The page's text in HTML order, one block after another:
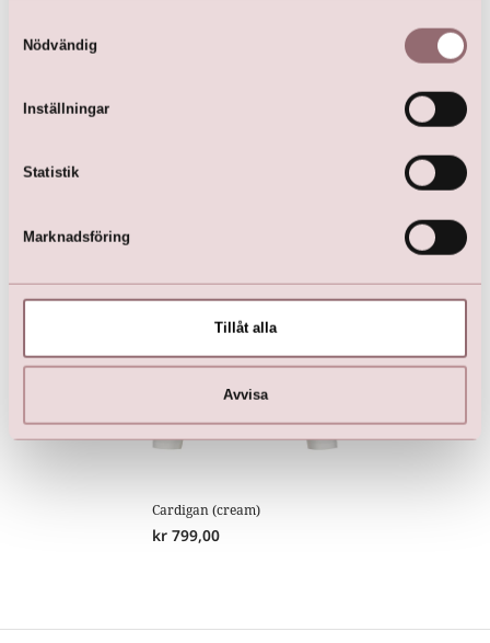
Nödvändig
Inställningar
Statistik
Marknadsföring
Tillåt alla
Avvisa
Baby skor (Silver) Satinband med rosett (Rosa)
Cardigan (cream)
kr 799,00